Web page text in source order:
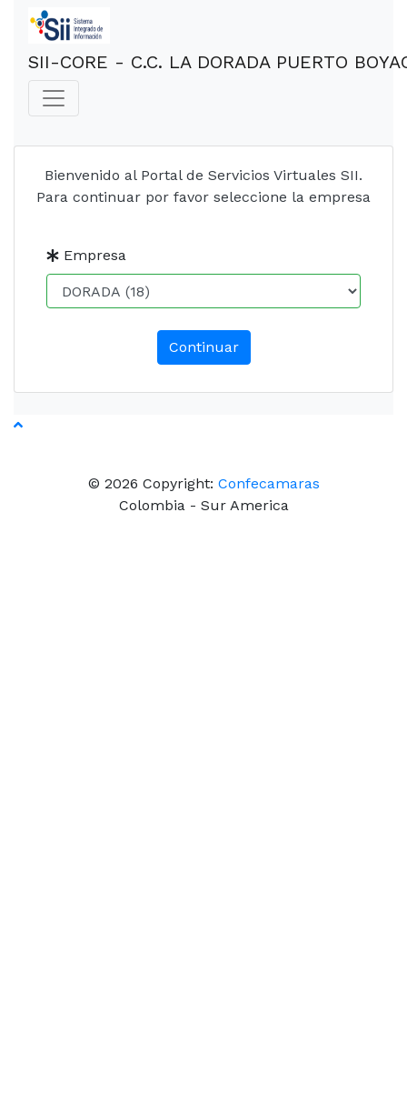
SII-CORE - C.C. LA DORADA PUERTO
Bienvenido al Portal de Servicios Virtuales SII.
Para continuar por favor seleccione la empresa
Empresa
Continuar
© 2026 Copyright: Confecamaras
Colombia - Sur America